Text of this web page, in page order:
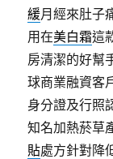
緩月經來肚子
用在美白霜這
房清潔的好幫
球商業融資客
身分證及行照
知名加熱菸草
貼處方針對降